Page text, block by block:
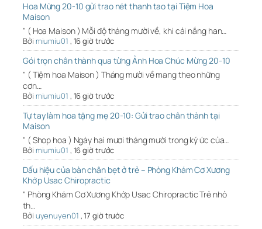
Hoa Mừng 20-10 gửi trao nét thanh tao tại Tiệm Hoa
Maison
" ( Hoa Maison ) Mỗi độ tháng mười về, khi cái nắng han…
Bởi miumiu01 , 16 giờ trước
Gói trọn chân thành qua từng Ảnh Hoa Chúc Mừng 20-10
" ( Tiệm hoa Maison ) Tháng mười về mang theo những
cơn…
Bởi miumiu01 , 16 giờ trước
Tự tay làm hoa tặng mẹ 20-10: Gửi trao chân thành tại
Maison
" ( Shop hoa ) Ngày hai mươi tháng mười trong ký ức của…
Bởi miumiu01 , 16 giờ trước
Dấu hiệu của bàn chân bẹt ở trẻ – Phòng Khám Cơ Xương
Khớp Usac Chiropractic
" Phòng Khám Cơ Xương Khớp Usac Chiropractic Trẻ nhỏ
th…
Bởi uyenuyen01 ,17 giờ trước